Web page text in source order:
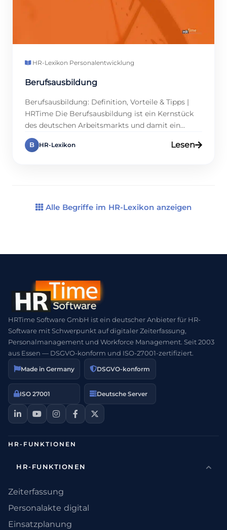
HR-Lexikon·Personalentwicklung
Berufsausbildung
Berufsausbildung: Definition, Vorteile & Tipps |
HRTime Die Berufsausbildung ist ein Kernstück
des deutschen Arbeitsmarkts und damit ein
Hebel für planbare Nachwuchssicherung. Sie
verbindet Betrieb und Berufsschule, sodass
Mittelständler flexible Wege, […]
B HR-Lexikon Lesen
Alle Begriffe im HR-Lexikon anzeigen
HRTime Software GmbH ist ein deutscher Anbieter für HR-
Software mit Schwerpunkt auf digitaler Zeiterfassung,
Personalmanagement und Workforce Management. Seit 2003
aus Essen — DSGVO-konform und ISO-27001-zertifiziert.
Made in Germany DSGVO-konform
ISO 27001 Deutsche Server
HR-FUNKTIONEN
HR-FUNKTIONEN
Zeiterfassung
Personalakte digital
Einsatzplanung